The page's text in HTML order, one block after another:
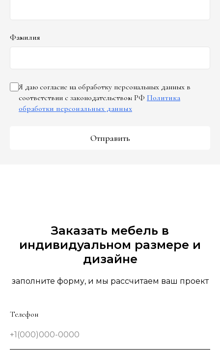
Фамилия
Я даю согласие на обработку персональных данных в
соответствии с законодательством РФ Политика
обработки персональных данных
Отправить
Заказать мебель в
индивидуальном размере и
дизайне
заполните форму, и мы рассчитаем ваш проект
Телефон
+1(000)000-0000